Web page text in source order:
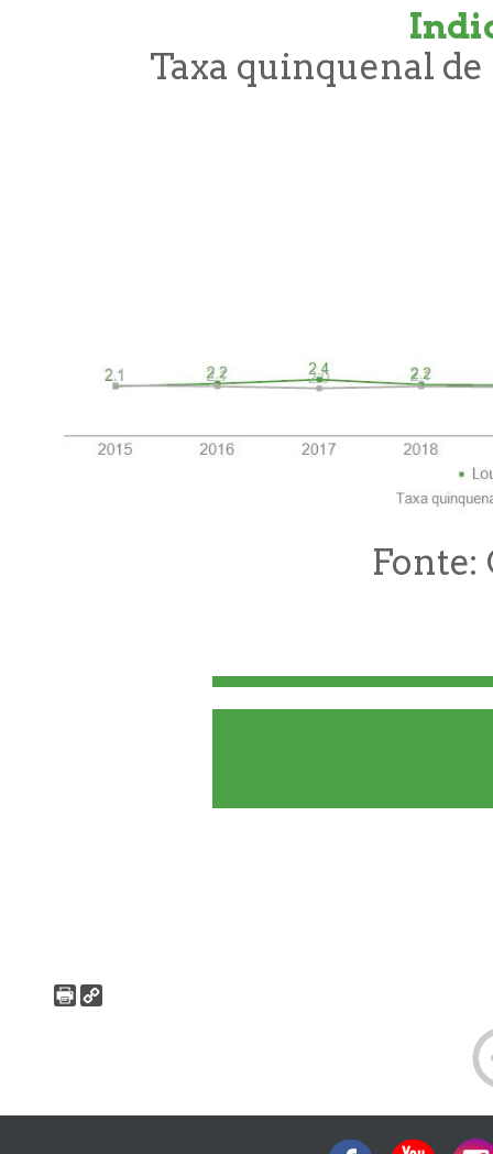
Taxa quinquenal
Fonte: